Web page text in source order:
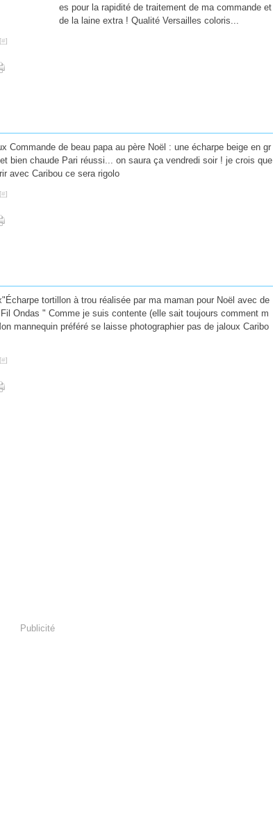
es pour la rapidité de traitement de ma commande et
de la laine extra ! Qualité Versailles coloris...
#]
Commande de beau papa au père Noël : une écharpe beige en gr
bien chaude Pari réussi... on saura ça vendredi soir ! je crois que
avec Caribou ce sera rigolo
#]
tortillon à trou réalisée par ma maman pour Noël avec de
Ondas " Comme je suis contente (elle sait toujours comment m
mannequin préféré se laisse photographier pas de jaloux Caribo
#]
Publicité